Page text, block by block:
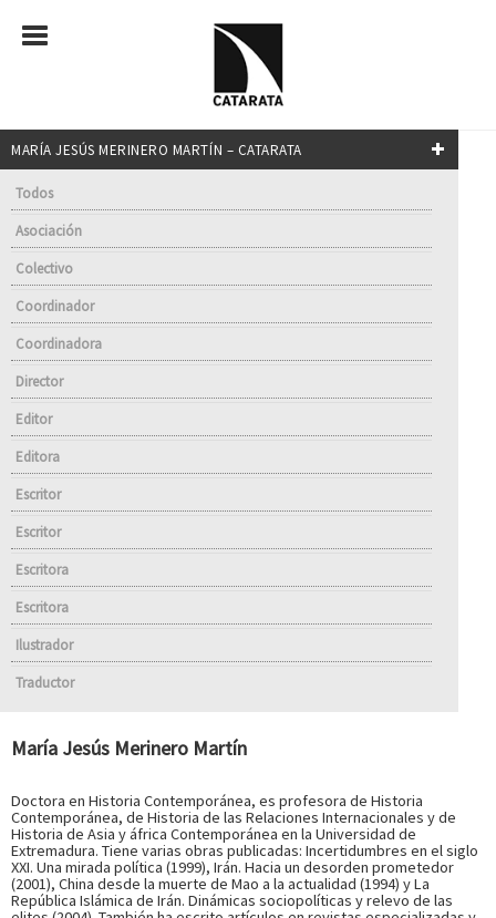
MARÍA JESÚS MERINERO MARTÍN – CATARATA
Todos
Asociación
Colectivo
Coordinador
Coordinadora
Director
Editor
Editora
Escritor
Escritor
Escritora
Escritora
Ilustrador
Traductor
María Jesús Merinero Martín
Doctora en Historia Contemporánea, es profesora de Historia
Contemporánea, de Historia de las Relaciones Internacionales y de
Historia de Asia y áfrica Contemporánea en la Universidad de
Extremadura. Tiene varias obras publicadas: Incertidumbres en el siglo
XXI. Una mirada política (1999), Irán. Hacia un desorden prometedor
(2001), China desde la muerte de Mao a la actualidad (1994) y La
República Islámica de Irán. Dinámicas sociopolíticas y relevo de las